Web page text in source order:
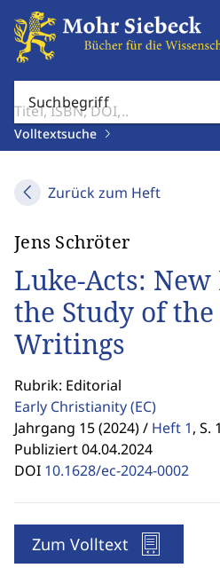
Suchbegriff
Volltextsuche
Zurück zum Heft
Jens Schröter
Luke-Acts:
the Study of
Writings
Rubrik: Editorial
Early Christianity(EC)
Jahrgang 15 (2024) / Heft 1, S.
Publiziert 04.04.2024
DOI 10.1628/ec-2024-0002
Zum Volltext